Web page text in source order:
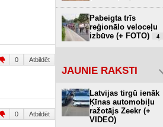
0 Atbildēt
0 Atbildēt
Pabeigta trīs
reģionālo veloceļu
izbūve (+ FOTO)
4
JAUNIE RAKSTI
Latvijas tirgū ienāk
Ķīnas automobiļu
ražotājs Zeekr (+
VIDEO)